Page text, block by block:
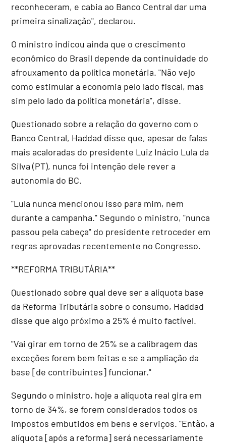
reconheceram, e cabia ao Banco Central dar uma
primeira sinalização", declarou.
O ministro indicou ainda que o crescimento
econômico do Brasil depende da continuidade do
afrouxamento da política monetária. "Não vejo
como estimular a economia pelo lado fiscal, mas
sim pelo lado da política monetária", disse.
Questionado sobre a relação do governo com o
Banco Central, Haddad disse que, apesar de falas
mais acaloradas do presidente Luiz Inácio Lula da
Silva (PT), nunca foi intenção dele rever a
autonomia do BC.
"Lula nunca mencionou isso para mim, nem
durante a campanha." Segundo o ministro, "nunca
passou pela cabeça" do presidente retroceder em
regras aprovadas recentemente no Congresso.
**REFORMA TRIBUTÁRIA**
Questionado sobre qual deve ser a alíquota base
da Reforma Tributária sobre o consumo, Haddad
disse que algo próximo a 25% é muito factível.
"Vai girar em torno de 25% se a calibragem das
exceções forem bem feitas e se a ampliação da
base [de contribuintes] funcionar."
Segundo o ministro, hoje a alíquota real gira em
torno de 34%, se forem considerados todos os
impostos embutidos em bens e serviços. "Então, a
alíquota [após a reforma] será necessariamente